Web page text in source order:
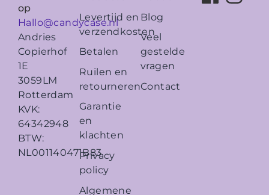
op
Hallo@candycase.nl
Andries
Copierhof
1E
3059LM
Rotterdam
KVK:
64342948
BTW:
NL001140471B83
Levertijd en
verzendkosten
Betalen
Ruilen en
retourneren
Garantie
en
klachten
Privacy
policy
Algemene
Blog
Veel
gestelde
vragen
Contact